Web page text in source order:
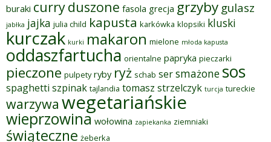
buraki curryduszone fasola grecja grzyby gulasz
jabłka jajka julia child kapusta karkówka klopsiki kluski
kurczak kurki makaron mielone młoda kapusta
oddaszfartucha orientalne papryka pieczarki
pieczone pulpety ryby ryż schab sersmażone sos
spaghetti szpinak tajlandia tomasz strzelczyk turcja tureckie
warzywa wegetariańskie
wieprzowina wołowina zapiekanka ziemniaki
świąteczne żeberka